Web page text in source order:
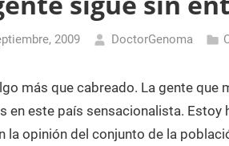
2009 DoctorGenoma
más que cabreado. La gente
en este país sensacionalista.
la opinión del conjunto de la